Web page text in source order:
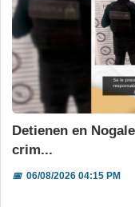
Detienen en
crim...
📅06/08/2026 04:15 PM